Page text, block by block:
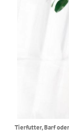
Tierfutter, Barf